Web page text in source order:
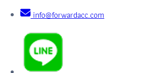
info@forwardacc.com